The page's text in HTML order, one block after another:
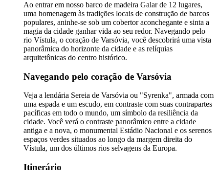
Ao entrar em nosso barco de madeira Galar de 12 lugares,
uma homenagem às tradições locais de construção de barcos
populares, aninhe-se sob um cobertor aconchegante e sinta a
magia da cidade ganhar vida ao seu redor. Navegando pelo
rio Vístula, o coração de Varsóvia, você descobrirá uma vista
panorâmica do horizonte da cidade e as relíquias
arquitetônicas do centro histórico.
Navegando pelo coração de Varsóvia
Veja a lendária Sereia de Varsóvia ou "Syrenka", armada com
uma espada e um escudo, em contraste com suas contrapartes
pacíficas em todo o mundo, um símbolo da resiliência da
cidade. Você verá o contraste panorâmico entre a cidade
antiga e a nova, o monumental Estádio Nacional e os serenos
espaços verdes situados ao longo da margem direita do
Vístula, um dos últimos rios selvagens da Europa.
Itinerário